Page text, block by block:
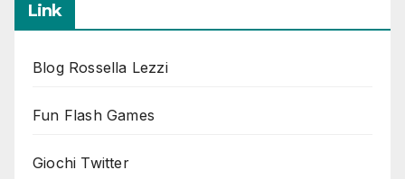
Link
Blog Rossella Lezzi
Fun Flash Games
Giochi Twitter